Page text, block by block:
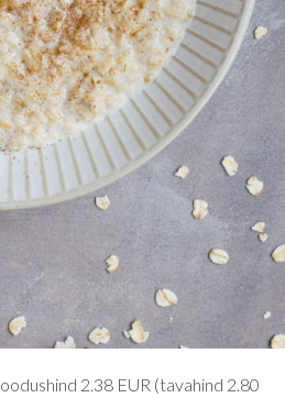
2.38 EUR (tavahind 2.80